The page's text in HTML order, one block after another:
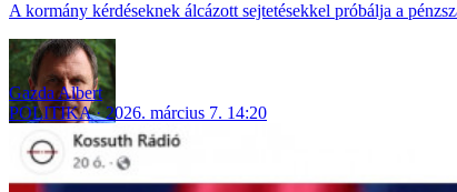
A kormány kérdéseknek álcázott sejtetésekkel próbálja a
Gazda Albert
POLITIKA
2026. március 7. 14:20